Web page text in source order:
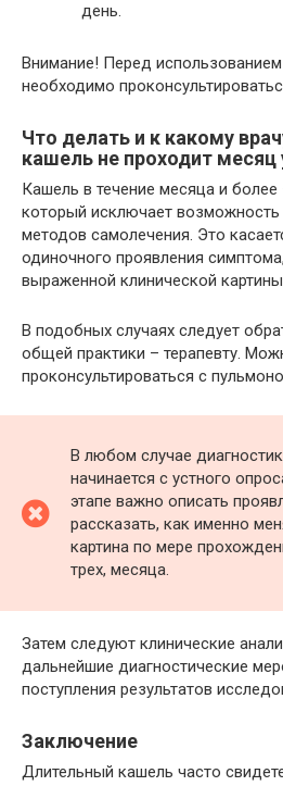
день.
Внимание! Перед
необходимо
Что делать и к какому
кашель не проходит месяц
Кашель в течение месяца и
который исключает возможность
методов самолечения. Это
одиночного проявления
выраженной клинической
В подобных случаях следует
общей практики – терапевту.
проконсультироваться с
В любом случае
начинается с устного
этапе важно описать
рассказать, как именно
картина по мере
трех, месяца.
Затем следуют клинические
дальнейшие диагностические
поступления результатов
Заключение
Длительный кашель часто